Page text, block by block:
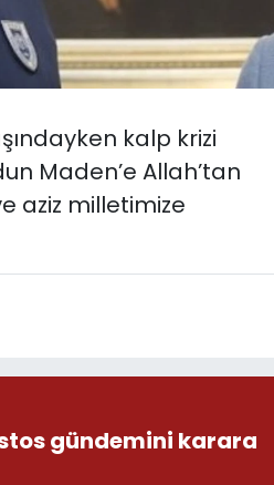
kalp krizi
Maden’e Allah’tan
aziz milletimize
gündemini karara